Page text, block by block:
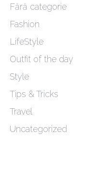
Fără categorie
Fashion
LifeStyle
Outfit of the day
Style
Tips & Tricks
Travel
Uncategorized